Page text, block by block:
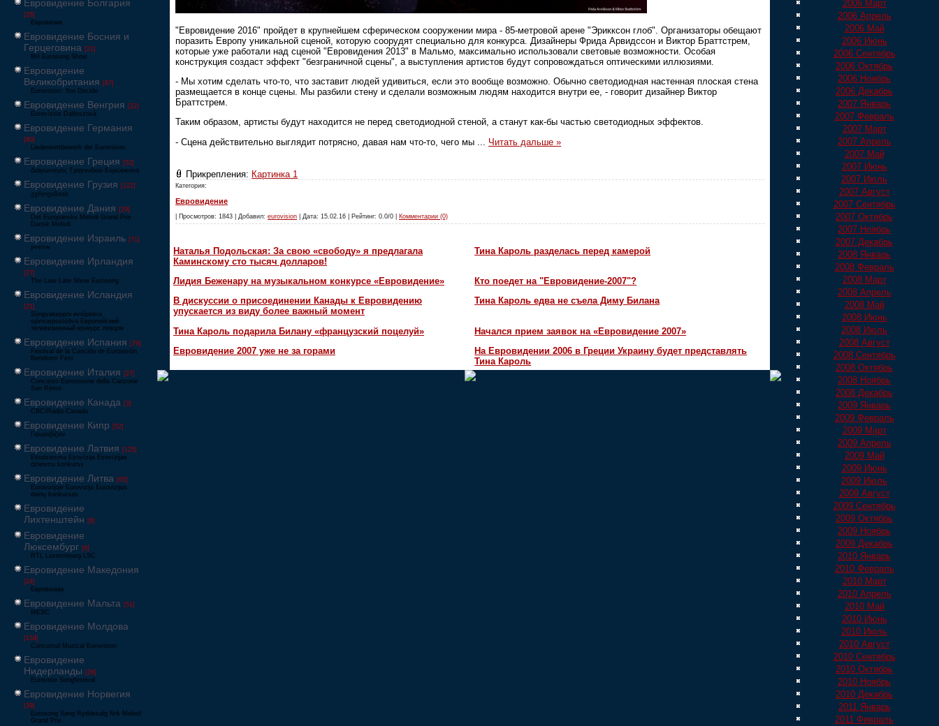
Евровидение Болгария
[26]
Евровизия
Евровидение Босния и
Герцеговина [21]
BH Eurosong Show
Евровидение
Великобритания [67]
Eurovision: You Decide
Евровидение Венгрия [22]
Eurovíziós Dalfesztivá
Евровидение Германия
[80]
Liederwettbewerb der Eurovision
Евровидение Греция [52]
Διαγωνισμός Τραγουδιού Ευρώεικονα
Евровидение Грузия [122]
ევროვიზიის
Евровидение Дания [29]
Det Europæiske Melodi Grand Prix
Dansk Melodi
Евровидение Израиль [71]
‏אירוויזיון
Евровидение Ирландия
[27]
The Late Late Show Eurosong
Евровидение Исландия
[21]
Söngvakeppni evrópskra
sjónvarpsstöðva Европейский
телевизионный конкурс певцов
Евровидение Испания [79]
Festival de la Canción de Eurovisión
Benidorm Fest
Евровидение Италия [27]
Concorso Eurovisione della Canzone
San Remo
Евровидение Канада [3]
CBC/Radio-Canada
Евровидение Кипр [52]
Γιουροβίζιον
Евровидение Латвия [125]
Eirodziesma Eirovīzija Eirovīzijas
dziesmu konkurss
Евровидение Литва [65]
Eurovizijoje Eurovizija Eurovizijos
dainų konkursas
Евровидение
Лихтенштейн [6]
Евровидение
Люксембург [6]
RTL Luxembourg LSC
Евровидение Македония
[24]
Евровизија
Евровидение Мальта [51]
MESC
Евровидение Молдова
[134]
Concursul Muzical Eurovision
Евровидение
Нидерланды [26]
Eurovisie Songfestival
Евровидение Норвегия
[39]
Eurosong Sang Ryddesalg Nrk Melodi
Grand Prix
"Евровидение 2016" пройдет в крупнейшем сферическом сооружении мира - 85-метровой арене "Эрикксон глоб". Организаторы обещают
поразить Европу уникальной сценой, которую соорудят специально для конкурса. Дизайнеры Фрида Арвидссон и Виктор Браттстрем,
которые уже работали над сценой "Евровидения 2013" в Мальмо, максимально использовали световые возможности. Особая
конструкция создаст эффект "безграничной сцены", а выступления артистов будут сопровождаться оптическими иллюзиями.
- Мы хотим сделать что-то, что заставит людей удивиться, если это вообще возможно. Обычно светодиодная настенная плоская стена
размещается в конце сцены. Мы разбили стену и сделали возможным людям находится внутри ее, - говорит дизайнер Виктор
Браттстрем.
Таким образом, артисты будут находится не перед светодиодной стеной, а станут как-бы частью светодиодных эффектов.
- Сцена действительно выглядит потрясно, давая нам что-то, чего мы
Читать дальше »
Прикрепления: Картинка 1
Категория:
Евровидение
| Просмотров: 1843 | Добавил: eurovision | Дата: 15.02.16 | Рейтинг: 0.0/0 | Комментарии (0)
Наталья Подольская: За свою «свободу» я предлагала
Каминскому сто тысяч долларов!
Тина Кароль разделась перед камерой
Лидия Беженару на музыкальном конкурсе «Евровидение»
Кто поедет на "Евровидение-2007"?
В дискуссии о присоединении Канады к Евровидению
упускается из виду более важный момент
Тина Кароль едва не съела Диму Билана
Тина Кароль подарила Билану «французский поцелуй»
Начался прием заявок на «Евровидение 2007»
Евровидение 2007 уже не за горами
На Евровидении 2006 в Греции Украину будет представлять
Тина Кароль
2006 Март
2006 Апрель
2006 Май
2006 Июнь
2006 Сентябрь
2006 Октябрь
2006 Ноябрь
2006 Декабрь
2007 Январь
2007 Февраль
2007 Март
2007 Апрель
2007 Май
2007 Июнь
2007 Июль
2007 Август
2007 Сентябрь
2007 Октябрь
2007 Ноябрь
2007 Декабрь
2008 Январь
2008 Февраль
2008 Март
2008 Апрель
2008 Май
2008 Июнь
2008 Июль
2008 Август
2008 Сентябрь
2008 Октябрь
2008 Ноябрь
2008 Декабрь
2009 Январь
2009 Февраль
2009 Март
2009 Апрель
2009 Май
2009 Июнь
2009 Июль
2009 Август
2009 Сентябрь
2009 Октябрь
2009 Ноябрь
2009 Декабрь
2010 Январь
2010 Февраль
2010 Март
2010 Апрель
2010 Май
2010 Июнь
2010 Июль
2010 Август
2010 Сентябрь
2010 Октябрь
2010 Ноябрь
2010 Декабрь
2011 Январь
2011 Февраль